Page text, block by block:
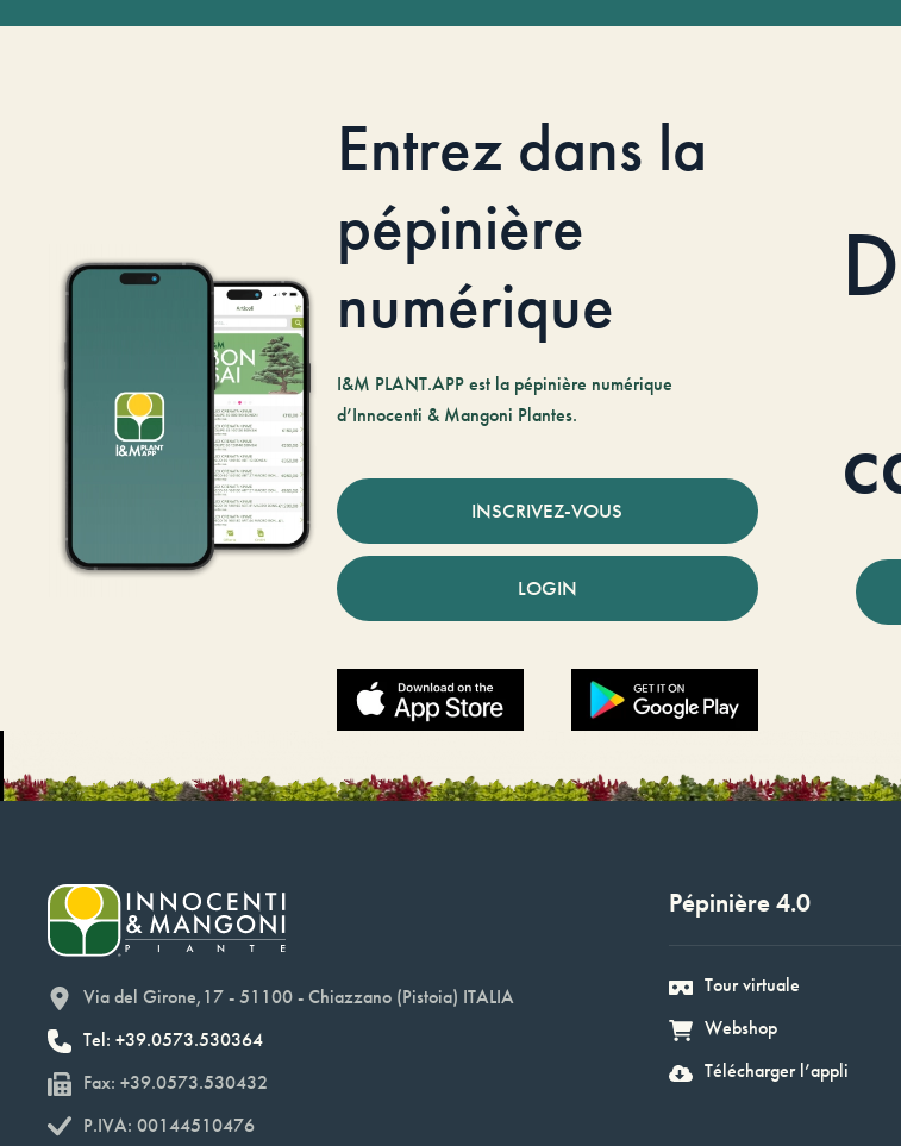
Entrez dans la
pépinière
numérique
I&M PLANT.APP est la pépinière numérique
d’Innocenti & Mangoni Plantes.
INSCRIVEZ-VOUS
LOGIN
Via del Girone,17 - 51100 - Chiazzano (Pistoia) ITALIA
Tel: +39.0573.530364
Fax: +39.0573.530432
P.IVA: 00144510476
Pépinière 4.0
Tour virtuale
Webshop
Télécharger l’appli